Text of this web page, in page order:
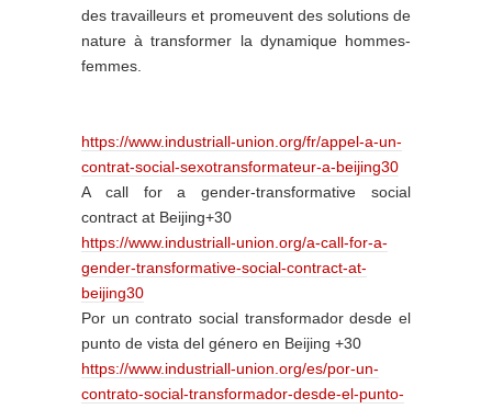
des travailleurs et promeuvent des solutions de
nature à transformer la dynamique hommes-
femmes.
https://www.industriall-union.org/fr/appel-a-un-
contrat-social-sexotransformateur-a-beijing30
A call for a gender-transformative social
contract at Beijing+30
https://www.industriall-union.org/a-call-for-a-
gender-transformative-social-contract-at-
beijing30
Por un contrato social transformador desde el
punto de vista del género en Beijing +30
https://www.industriall-union.org/es/por-un-
contrato-social-transformador-desde-el-punto-